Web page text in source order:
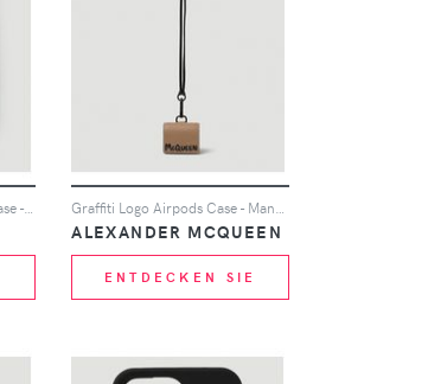
Logo Patch Iphone 14 Pro Case - Mann Tech One Size Graffiti Logo Airpods Case - Mann Tech One Size
ALEXANDER MCQUEEN
ENTDECKEN SIE